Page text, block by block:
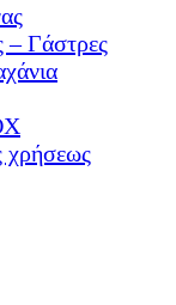
– Γάστρες
χρήσεως